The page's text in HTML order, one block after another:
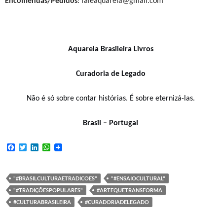
Aquarela Brasileira Livros
Curadoria de Legado
Não é só sobre contar histórias. É sobre eternizá-las.
Brasil – Portugal
F
b
o
o
k
T
t
e
r
e
d
I
n
W
s
A
p
p
"#BRASILCULTURAETRADICOES"
"#ENSAIOCULTURAL"
"#TRADIÇÕESPOPULARES"
#ARTEQUETRANSFORMA
#CULTURABRASILEIRA
#CURADORIADELEGADO